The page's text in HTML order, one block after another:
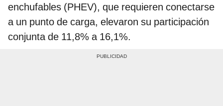
enchufables (PHEV), que requieren conectarse
a un punto de carga, elevaron su participación
conjunta de 11,8% a 16,1%.